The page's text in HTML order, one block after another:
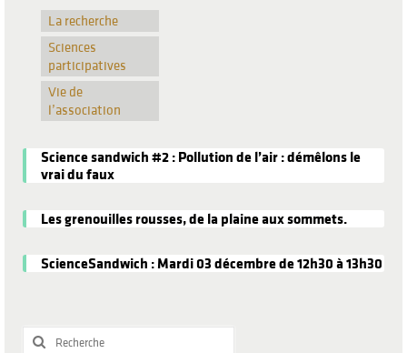
La recherche
Sciences
participatives
Vie de
l’association
Science sandwich #2 : Pollution de l’air : démêlons le
vrai du faux
Les grenouilles rousses, de la plaine aux sommets.
ScienceSandwich : Mardi 03 décembre de 12h30 à 13h30
Rechercher